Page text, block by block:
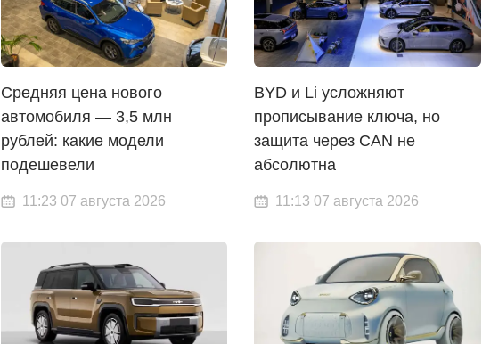
Средняя цена нового
автомобиля — 3,5 млн
рублей: какие модели
подешевели
11:23 07 августа 2026
BYD и Li усложняют
прописывание ключа, но
защита через CAN не
абсолютна
11:13 07 августа 2026